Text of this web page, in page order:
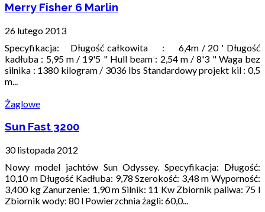
Merry Fisher 6 Marlin
26 lutego 2013
Specyfikacja: Długość całkowita : 6,4m / 20 ' Długość
kadłuba : 5,95 m / 19'5 " Hull beam : 2,54 m / 8'3 " Waga bez
silnika : 1380 kilogram / 3036 lbs Standardowy projekt kil : 0,5
m...
Żaglowe
Sun Fast 3200
30 listopada 2012
Nowy model jachtów Sun Odyssey. Specyfikacja: Długość:
10,10 m Długość Kadłuba: 9,78 Szerokość: 3,48 m Wyporność:
3,400 kg Zanurzenie: 1,90 m Silnik: 11 Kw Zbiornik paliwa: 75 l
Zbiornik wody: 80 l Powierzchnia żagli: 60,0...